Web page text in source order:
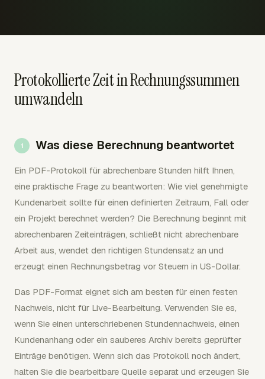
Protokollierte Zeit in Rechnungssummen
umwandeln
Was diese Berechnung beantwortet
Ein PDF-Protokoll für abrechenbare Stunden hilft Ihnen,
eine praktische Frage zu beantworten: Wie viel genehmigte
Kundenarbeit sollte für einen definierten Zeitraum, Fall oder
ein Projekt berechnet werden? Die Berechnung beginnt mit
abrechenbaren Zeiteinträgen, schließt nicht abrechenbare
Arbeit aus, wendet den richtigen Stundensatz an und
erzeugt einen Rechnungsbetrag vor Steuern in US-Dollar.
Das PDF-Format eignet sich am besten für einen festen
Nachweis, nicht für Live-Bearbeitung. Verwenden Sie es,
wenn Sie einen unterschriebenen Stundennachweis, einen
Kundenanhang oder ein sauberes Archiv bereits geprüfter
Einträge benötigen. Wenn sich das Protokoll noch ändert,
halten Sie die bearbeitbare Quelle separat und erzeugen Sie